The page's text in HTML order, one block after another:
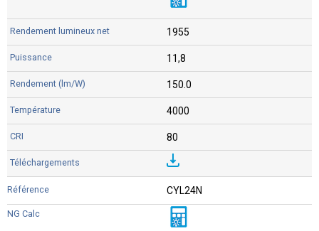
1955
11,8
150.0
4000
80
CYL24N